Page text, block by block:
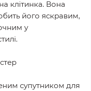
клітинка. Вона
його яскравим,
у
супутником для